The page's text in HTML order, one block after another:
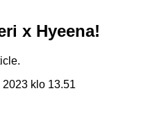
x Hyeena!
klo 13.51